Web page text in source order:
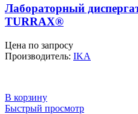
Лабораторный
TURRAX®
Цена по запросу
Производитель: IKA
В корзину
Быстрый просмотр